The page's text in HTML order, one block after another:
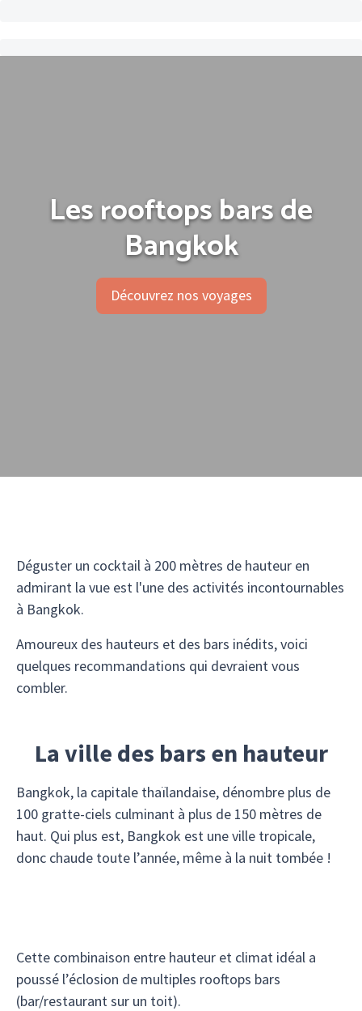
Les rooftops bars de
Bangkok
Découvrez nos voyages
Déguster un cocktail à 200 mètres de hauteur en
admirant la vue est l'une des activités incontournables
à Bangkok.
Amoureux des hauteurs et des bars inédits, voici
quelques recommandations qui devraient vous
combler.
La ville des bars en hauteur
Bangkok, la capitale thaïlandaise, dénombre plus de
100 gratte-ciels culminant à plus de 150 mètres de
haut. Qui plus est, Bangkok est une ville tropicale,
donc chaude toute l’année, même à la nuit tombée !
Cette combinaison entre hauteur et climat idéal a
poussé l’éclosion de multiples rooftops bars
(bar/restaurant sur un toit).